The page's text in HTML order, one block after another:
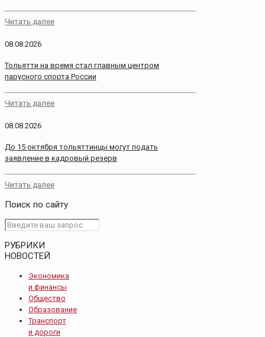
Читать далее
08.08.2026
Тольятти на время стал главным центром
парусного спорта России
Читать далее
08.08.2026
До 15 октября тольяттинцы могут подать
заявление в кадровый резерв
Читать далее
Поиск по сайту
РУБРИКИ
НОВОСТЕЙ
Экономика
и финансы
Общество
Образование
Транспорт
и дороги